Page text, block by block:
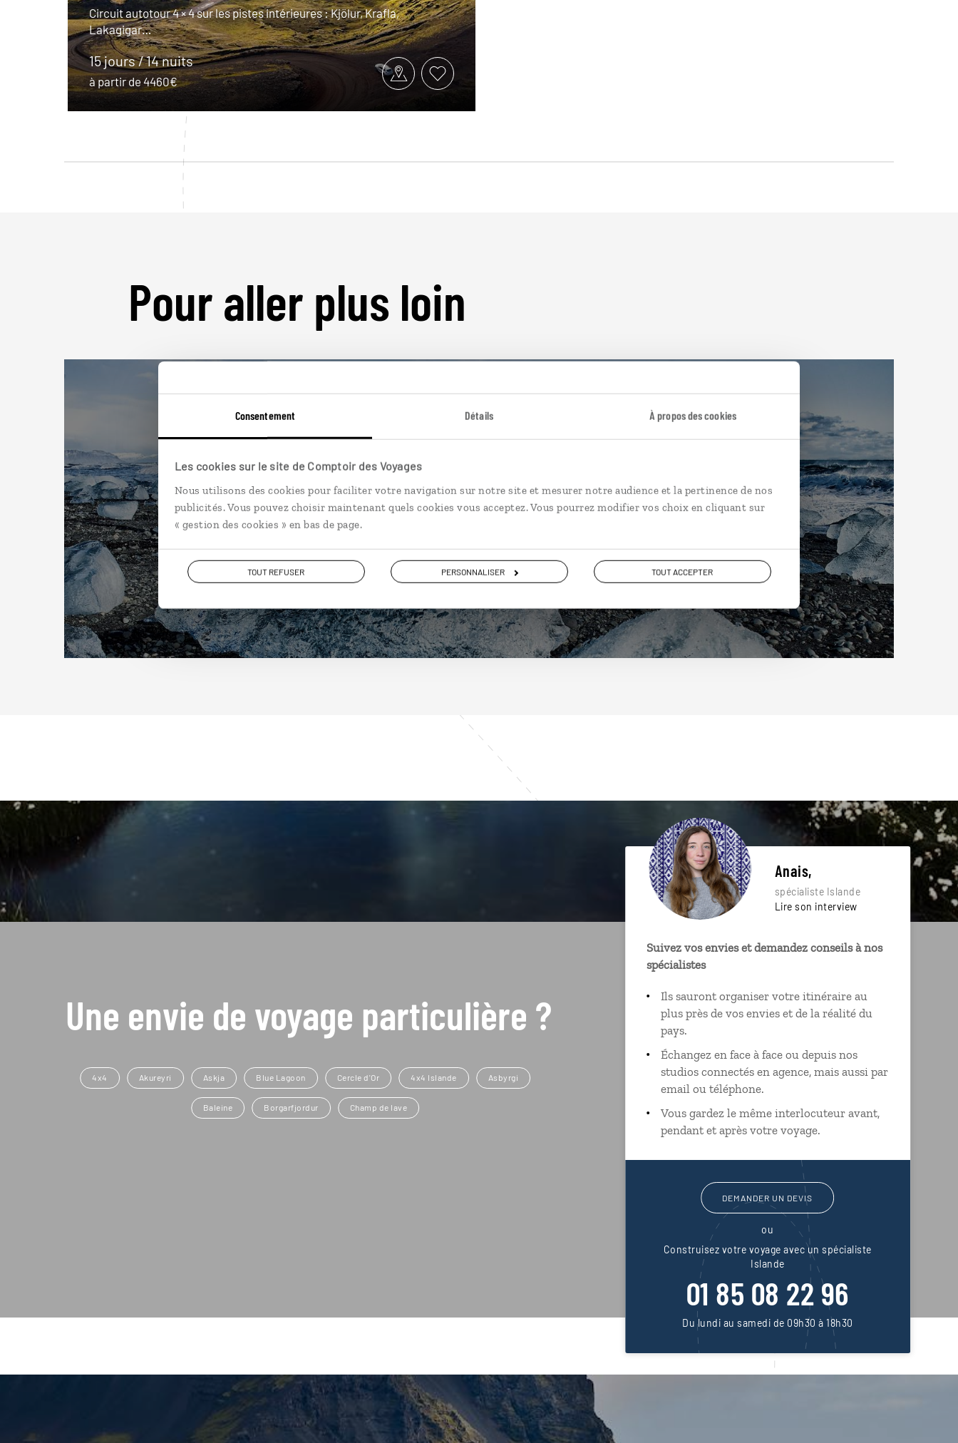
Consentement Détails À propos des cookies
Les cookies sur le site de Comptoir des Voyages
Nous utilisons des cookies pour faciliter votre navigation sur notre site et mesurer notre audience et la pertinence de nos
publicités. Vous pouvez choisir maintenant quels cookies vous acceptez. Vous pourrez modifier vos choix en cliquant sur
« gestion des cookies » en bas de page.
TOUT REFUSER PERSONNALISER TOUT ACCEPTER
Circuit autotour 4 × 4 sur les pistes intérieures : Kjölur, Krafla,
Lakagigar…
15 jours / 14 nuits
à partir de 4460€
Pour aller plus loin
Islande
DÉCOUVRIR
Une envie de voyage particulière ?
4x4 Akureyri Askja Blue Lagoon Cercle d'Or 4x4 Islande Asbyrgi
Baleine Borgarfjordur Champ de lave
Anais,
spécialiste Islande
Lire son interview
Suivez vos envies et demandez conseils à nos
spécialistes
Ils sauront organiser votre itinéraire au
plus près de vos envies et de la réalité du
pays.
Échangez en face à face ou depuis nos
studios connectés en agence, mais aussi par
email ou téléphone.
Vous gardez le même interlocuteur avant,
pendant et après votre voyage.
DEMANDER UN DEVIS
ou
Construisez votre voyage avec un spécialiste
Islande
01 85 08 22 96
Du lundi au samedi de 09h30 à 18h30